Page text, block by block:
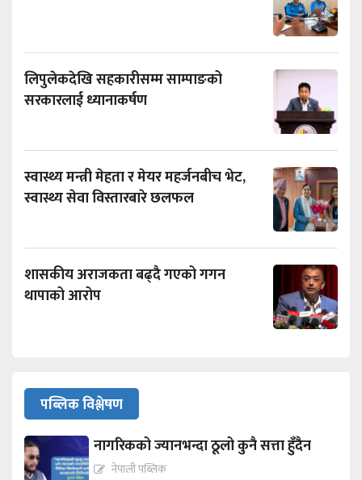
लिपुलेकदेखि सहकारीसम्म साम्पाङको
सरकारलाई ध्यानाकर्षण
स्वास्थ्य मन्त्री मेहता र मेयर महर्जनबीच भेट,
स्वास्थ्य सेवा विस्तारबारे छलफल
शासकीय अराजकता बढ्दै गएको गगन
थापाको आरोप
पब्लिक विश्लेषण
नागरिकको ज्यानभन्दा ठूलो कुनै सत्ता हुँदैन
नेपाली पब्लिक